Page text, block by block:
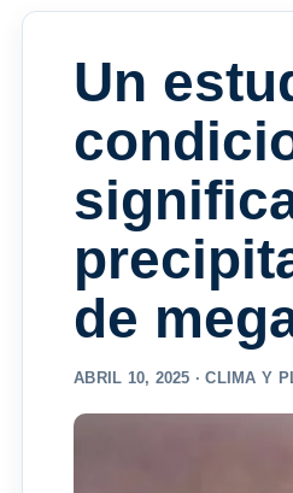
Un
de
ABRIL 10, 2025 ·CLIMA Y